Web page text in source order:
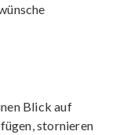
Blick auf
stornieren